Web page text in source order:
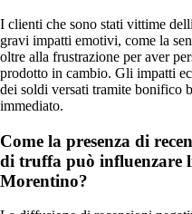
I clienti che sono stati vittime
gravi impatti emotivi, come la
oltre alla frustrazione per aver
prodotto in cambio. Gli impatti
dei soldi versati tramite bonifico
immediato.
Come la presenza di
di truffa può influenzare
Morentino?